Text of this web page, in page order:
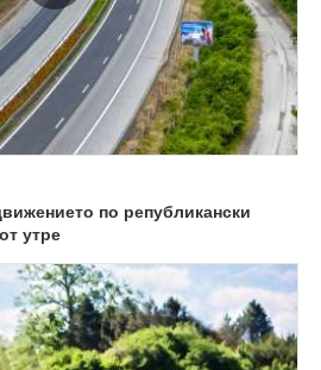
по републикански
утре